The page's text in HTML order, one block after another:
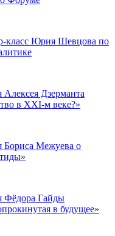
класс Юрия Шевцова по
Алексея Дзерманта
в XXI-м веке?»
Бориса Межуева о
Фёдора Гайды
в будущее»